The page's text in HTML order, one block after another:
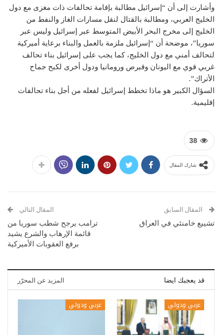
وأشارت إلى أن “إسرائيل مطالبة بإقامة تحالفات ذات مغزى مع دول
الخليج العربي، ومطالبة بالقتال لنقل مسارات الغاز والنفط من
الخليج إلى مخرج البحر الأبيض المتوسط عبر إسرائيل وليس عبر
سوريا”، موضحة أن “إسرائيل ملزمة بالعمل والبناء برعاية أميركية
لتحالف أمني مع دول الخليج، كما يجب على إسرائيل بناء تحالف
غربي قوي مع اليونان وقبرص ورومانيا ودول أخرى لكبح جماح
الأتراك”.
السؤال الكبير هو ماذا تخطط إسرائيل لفعله من أجل بناء تحالفات
إقليمية.
38
شارك المقال
المقال السابق
تشييع خامنئي في العراق
المقال التالي
ترامب يرجح شطب سوريا من
قائمة الإرهاب والشرع يشيد
برفع العقوبات الأميركية
قد يعجبك ايضا المزيد عن المحرّر
عربي ودولي عربي ودولي